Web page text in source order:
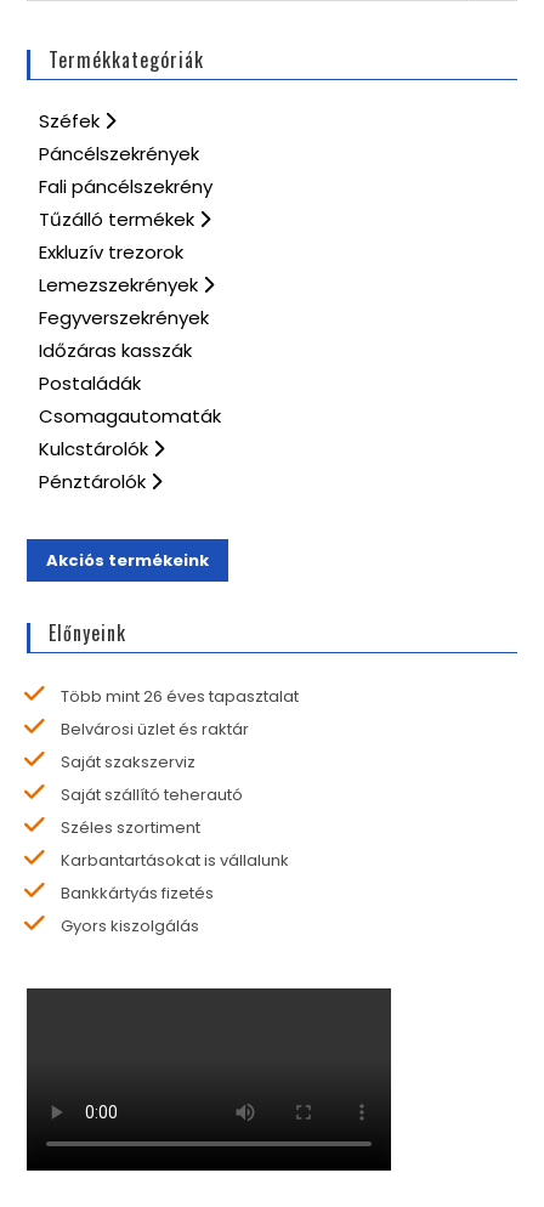
Termékkategóriák
Széfek
Páncélszekrények
Fali páncélszekrény
Tűzálló termékek
Exkluzív trezorok
Lemezszekrények
Fegyverszekrények
Időzáras kasszák
Postaládák
Csomagautomaták
Kulcstárolók
Pénztárolók
Akciós termékeink
Előnyeink
Több mint 26 éves tapasztalat
Belvárosi üzlet és raktár
Saját szakszerviz
Saját szállító teherautó
Széles szortiment
Karbantartásokat is vállalunk
Bankkártyás fizetés
Gyors kiszolgálás